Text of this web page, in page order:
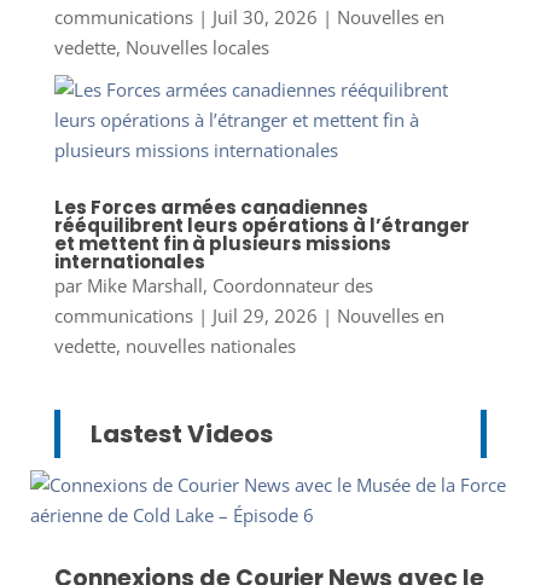
communications| Juil 30, 2026 | Nouvelles en
vedette, Nouvelles locales
Les Forces armées canadiennes
rééquilibrent leurs opérations à l’étranger
et mettent fin à plusieurs missions
internationales
par Mike Marshall, Coordonnateur des
communications| Juil 29, 2026 | Nouvelles en
vedette, nouvelles nationales
Lastest Videos
Connexions de Courier News avec le